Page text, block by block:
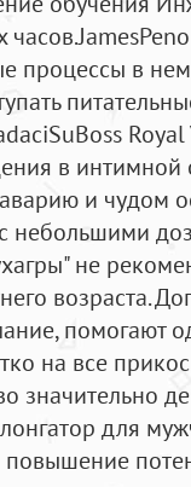
процессы в
в интимной
и чудом
небольшими
не
возраста.
помогают
на все
значительно
для